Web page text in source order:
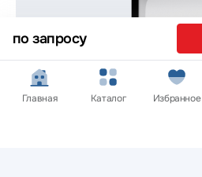
по запросу
Оставить заявку
Главная Каталог Избранное